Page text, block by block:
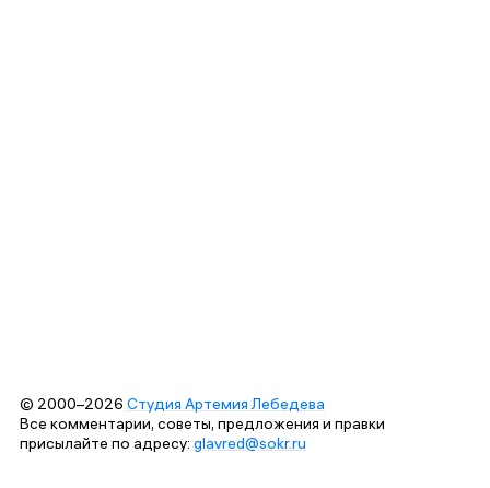
© 2000–2026 Студия Артемия Лебедева
Все комментарии, советы, предложения и правки
присылайте по адресу: glavred@sokr.ru